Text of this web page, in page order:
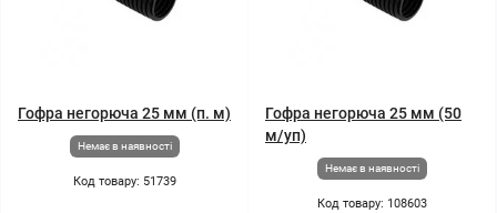
Гофра негорюча 25 мм (п. м)
Немає в наявності
Код товару: 51739
Гофра негорюча 25 мм (50
м/уп)
Немає в наявності
Код товару: 108603